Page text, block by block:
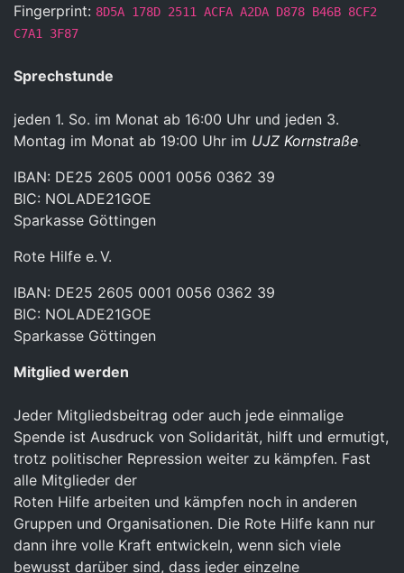
Fingerprint: 8D5A 178D 2511 ACFA A2DA D878 B46B 8CF2
C7A1 3F87
Sprechstunde
jeden 1. So. im Monat ab 16:00 Uhr und jeden 3.
Montag im Monat ab 19:00 Uhr im UJZ Kornstraße.
IBAN: DE25 2605 0001 0056 0362 39
BIC: NOLADE21GOE
Sparkasse Göttingen
Rote Hilfe e. V.
IBAN: DE25 2605 0001 0056 0362 39
BIC: NOLADE21GOE
Sparkasse Göttingen
Mitglied werden
Jeder Mitgliedsbeitrag oder auch jede einmalige
Spende ist Ausdruck von Solidarität, hilft und ermutigt,
trotz politischer Repression weiter zu kämpfen. Fast
alle Mitglieder der
Roten Hilfe arbeiten und kämpfen noch in anderen
Gruppen und Organisationen. Die Rote Hilfe kann nur
dann ihre volle Kraft entwickeln, wenn sich viele
bewusst darüber sind, dass jeder einzelne